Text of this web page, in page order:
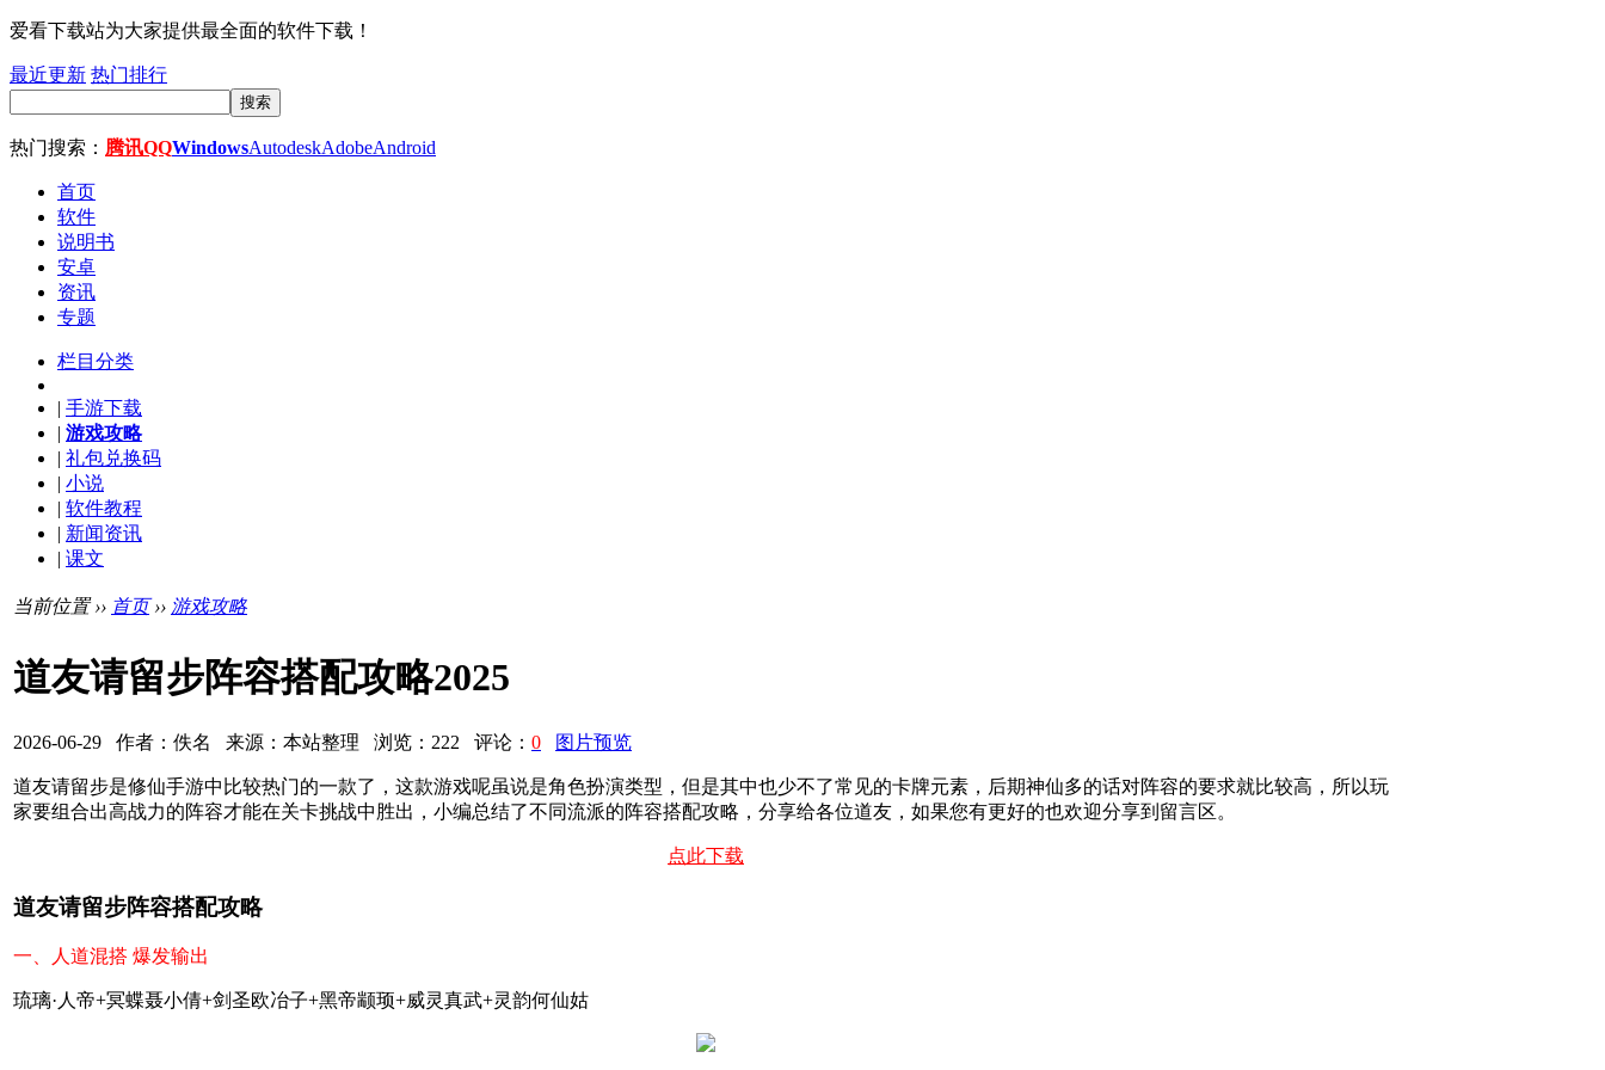
爱看下载站为大家提供最全面的软件下载！
最近更新 热门排行
搜索
热门搜索： 腾讯QQWindowsAutodeskAdobeAndroid
首页
软件
说明书
安卓
资讯
专题
栏目分类
| 手游下载
| 游戏攻略
| 礼包兑换码
| 小说
| 软件教程
| 新闻资讯
| 课文
当前位置 ›› 首页›› 游戏攻略
道友请留步阵容搭配攻略2025
2026-06-29 作者：佚名 来源：本站整理 浏览：222 评论： 0 图片预览
道友请留步是修仙手游中比较热门的一款了，这款游戏呢虽说是角色扮演类型，但是其中也少不了常见的卡牌元素，后期神仙多的话对阵容的要求就比较高，所以玩
家要组合出高战力的阵容才能在关卡挑战中胜出，小编总结了不同流派的阵容搭配攻略，分享给各位道友，如果您有更好的也欢迎分享到留言区。
点此下载
道友请留步阵容搭配攻略
一、人道混搭 爆发输出
琉璃·人帝+冥蝶聂小倩+剑圣欧冶子+黑帝颛顼+威灵真武+灵韵何仙姑